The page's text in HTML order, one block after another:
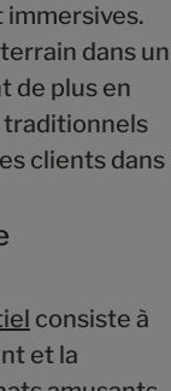
immersives.
dans un
de plus en
traditionnels
clients dans
consiste à
et la